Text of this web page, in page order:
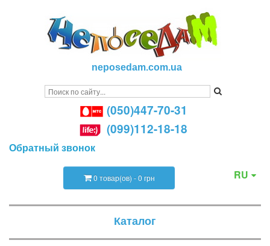
neposedam.com.ua
(050)447-70-31
(099)112-18-18
Обратный звонок
RU
0 товар(ов) - 0 грн
Каталог